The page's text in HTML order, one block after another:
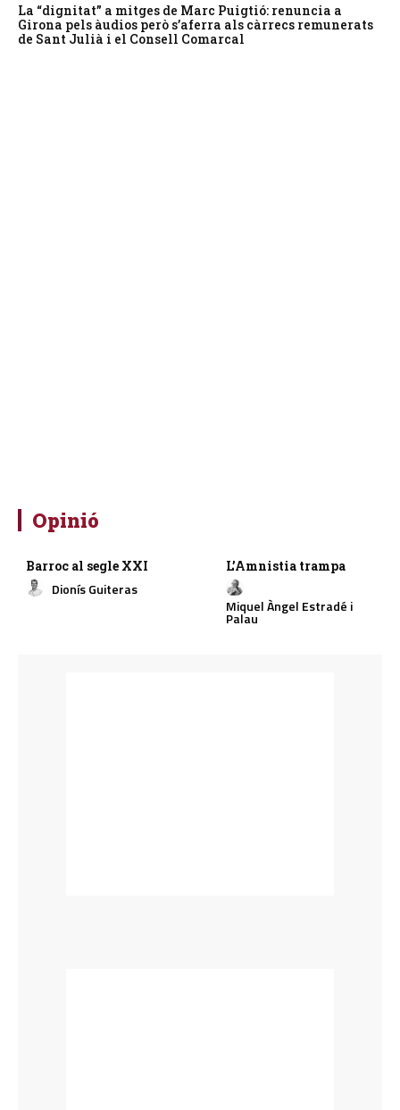
La “dignitat” a mitges de Marc Puigtió: renuncia a
Girona pels àudios però s’aferra als càrrecs remunerats
de Sant Julià i el Consell Comarcal
Opinió
Barroc al segle XXI
Dionís Guiteras
L’Amnistia trampa
Miquel Àngel Estradé i
Palau